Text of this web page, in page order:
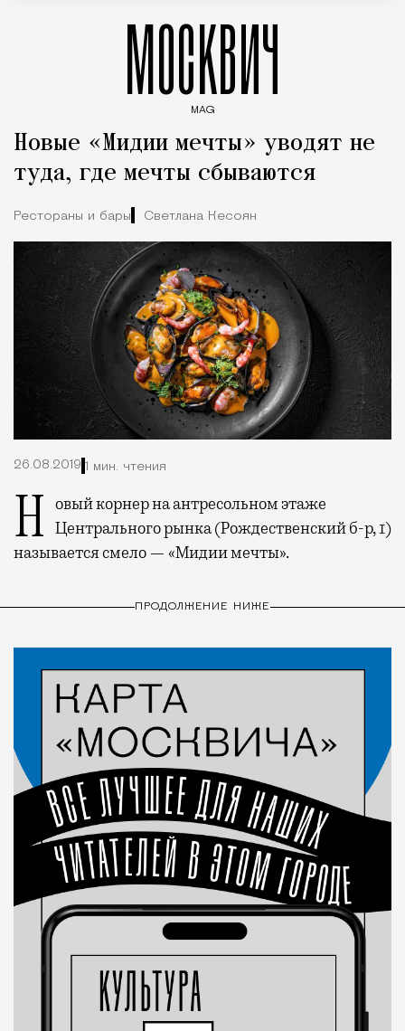
МОСКВИЧ
MAG
Новые «Мидии мечты» уводят не
туда, где мечты сбываются
Рестораны и бары Светлана Кесоян
26.08.2019 1 мин. чтения
Новый корнер на антресольном этаже Центрального рынка (Рождественский б-р, 1)
называется смело — «Мидии мечты».
ПРОДОЛЖЕНИЕ НИЖЕ